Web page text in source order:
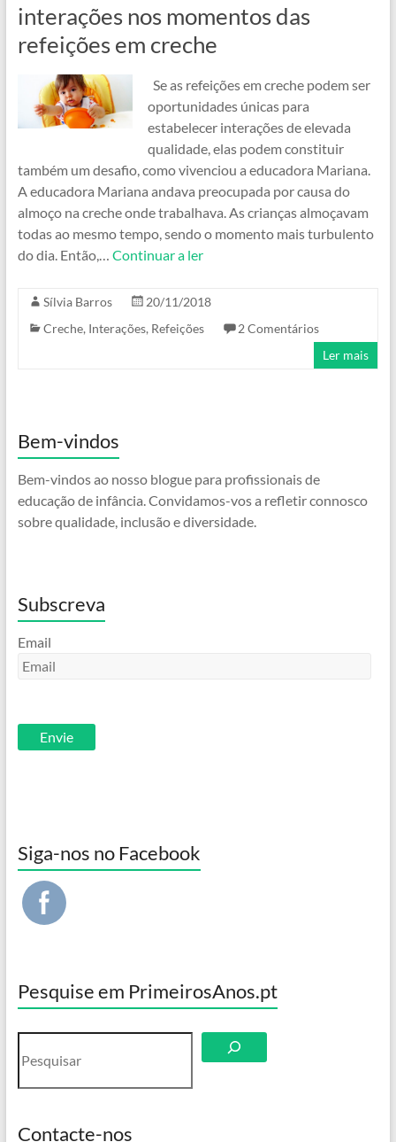
interações nos momentos das
refeições em creche
Se as refeições em creche podem ser
oportunidades únicas para
estabelecer interações de elevada
qualidade, elas podem constituir
também um desafio, como vivenciou a educadora Mariana.
A educadora Mariana andava preocupada por causa do
almoço na creche onde trabalhava. As crianças almoçavam
todas ao mesmo tempo, sendo o momento mais turbulento
do dia. Então,… Continuar a ler
Sílvia Barros
20/11/2018
Creche, Interações, Refeições
2 Comentários
Ler mais
Bem-vindos
Bem-vindos ao nosso blogue para profissionais de
educação de infância. Convidamos-vos a refletir connosco
sobre qualidade, inclusão e diversidade.
Subscreva
Email
Siga-nos no Facebook
Pesquise em PrimeirosAnos.pt
Pesquisar
Contacte-nos